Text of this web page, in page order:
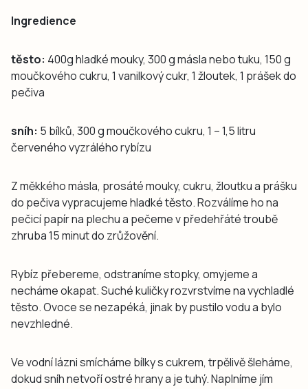
Ingredience
těsto: 400g hladké mouky, 300 g másla nebo tuku, 150 g
moučkového cukru, 1 vanilkový cukr, 1 žloutek, 1 prášek do
pečiva
sníh: 5 bílků, 300 g moučkového cukru, 1 – 1,5 litru
červeného vyzrálého rybízu
Z měkkého másla, prosáté mouky, cukru, žloutku a prášku
do pečiva vypracujeme hladké těsto. Rozválíme ho na
pečicí papír na plechu a pečeme v předehřáté troubě
zhruba 15 minut do zrůžovění.
Rybíz přebereme, odstraníme stopky, omyjeme a
necháme okapat. Suché kuličky rozvrstvíme na vychladlé
těsto. Ovoce se nezapéká, jinak by pustilo vodu a bylo
nevzhledné.
Ve vodní lázni smícháme bílky s cukrem, trpělivě šleháme,
dokud sníh netvoří ostré hrany a je tuhý. Naplníme jím